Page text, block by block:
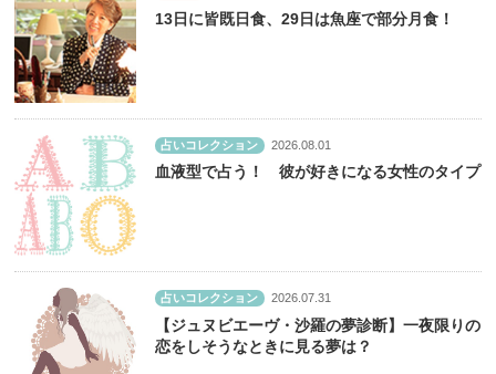
13日に皆既日食、29日は魚座で部分月食！
占いコレクション 2026.08.01
血液型で占う！ 彼が好きになる女性のタイプ
占いコレクション 2026.07.31
【ジュヌビエーヴ・沙羅の夢診断】一夜限りの
恋をしそうなときに見る夢は？